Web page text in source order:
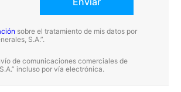
sobre el tratamiento de mis datos por
S.A.”.
de comunicaciones comerciales de
incluso por vía electrónica.